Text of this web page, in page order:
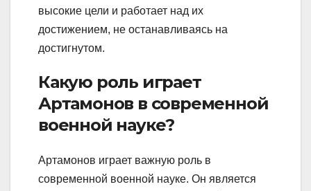
высокие цели и работает над их
достижением, не останавливаясь на
достигнутом.
Какую роль играет
Артамонов в современной
военной науке?
Артамонов играет важную роль в
современной военной науке. Он является